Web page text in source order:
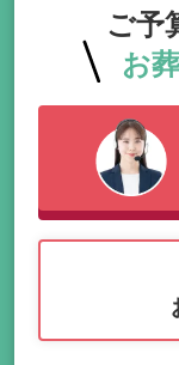
ご予
お